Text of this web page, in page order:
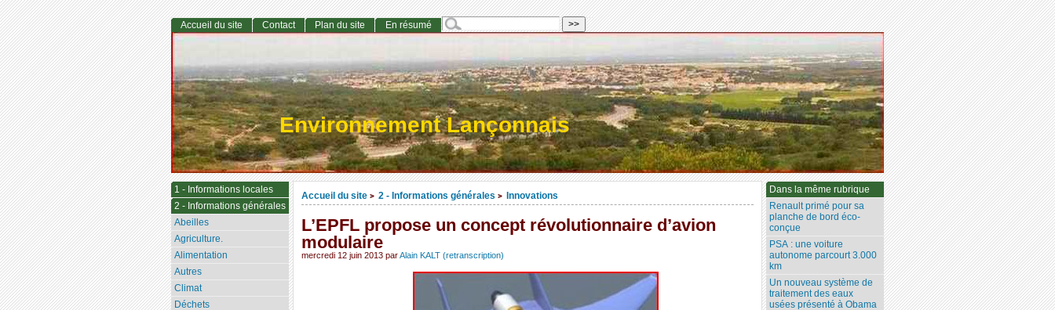
Environnement Lançonnais
Accueil du site > 2 - Informations générales > Innovations
L’EPFL propose un concept révolutionnaire d’avion
modulaire
mercredi 12 juin 2013 parAlain KALT (retranscription)
Dans la même rubrique
Renault primé pour sa
planche de bord éco-
conçue
PSA : une voiture
autonome parcourt 3.000
km
Un nouveau système de
traitement des eaux
usées présenté à Obama
Accueil du site Contact Plan du site En résumé
1 - Informations locales
2 - Informations générales
Abeilles
Agriculture.
Alimentation
Autres
Climat
Déchets